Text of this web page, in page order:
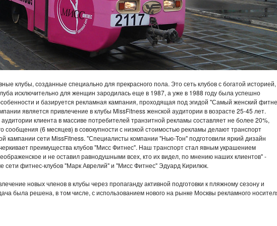
клубы, созданные специально для прекрасного пола. Это сеть клубов с богатой историей,
исключительно для женщин зародилась еще в 1987, а уже в 1988 году была успешно
и базируется рекламная кампания, проходящая под эгидой "Самый женский
является привлечение в клубы MissFitness женской аудитории в возрасте 25-45 лет.
клиента в массиве потребителей транзитной рекламы составляет не более 20%,
сообщения (6 месяцев) в совокупности с низкой стоимостью рекламы делают транспорт
кампании сети MissFitness. "Специалисты компании "Нью-Тон" подготовили яркий дизайн
преимущества клубов "Мисс Фитнес". Наш транспорт стал явным украшением
и не оставил равнодушными всех, кто их видел, по мнению наших клиентов" -
сети фитнес-клубов "Марк Аврелий" и "Мисс Фитнес" Эдуард Кирилюк.
новых членов в клубы через пропаганду активной подготовки к пляжному сезону и
была решена, в том числе, с использованием нового на рынке Москвы рекламного